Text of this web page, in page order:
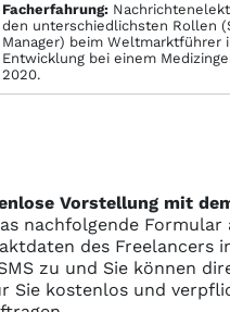
Facher­fahrung:
den unterschiedlichsten Rollen
Manager) beim Weltmarktführer
Entwicklung bei einem
2020.
Vorstellung mit
nachfolgende
des Freelancers
zu und Sie können
Sie kostenlos und